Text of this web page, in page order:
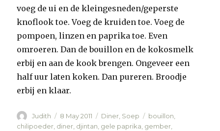
voeg de ui en de kleingesneden/geperste
knoflook toe. Voeg de kruiden toe. Voeg de
pompoen, linzen en paprika toe. Even
omroeren. Dan de bouillon en de kokosmelk
erbij en aan de kook brengen. Ongeveer een
half uur laten koken. Dan pureren. Broodje
erbij en klaar.
Author
Judith
Posted
on
8 May 2011 Categories
Diner Soep Tags
bouillon
chilipoeder diner djintan gele paprika gember